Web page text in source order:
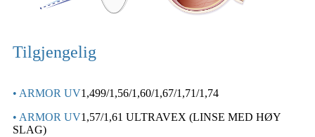
Tilgjengelig
• ARMOR UV1,499/1,56/1,60/1,67/1,71/1,74
• ARMOR UV1,57/1,61 ULTRAVEX (LINSE MED HØY
SLAG)